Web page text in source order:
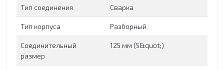
Тип соединения Сварка
Тип корпуса Разборный
Соединительный
размер
125 мм (5&quot;)